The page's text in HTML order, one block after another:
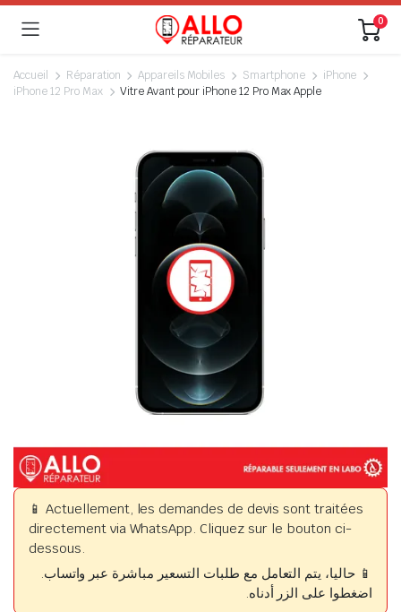
0
Accueil Réparation Appareils Mobiles Smartphone
iPhone
iPhone 12 Pro Max
Vitre Avant pour iPhone 12 Pro Max Apple
📱 Actuellement, les demandes de devis sont traitées
directement via WhatsApp. Cliquez sur le bouton ci-
dessous.
📱 حاليا، يتم التعامل مع طلبات التسعير مباشرة عبر واتساب.
اضغطوا على الزر أدناه.